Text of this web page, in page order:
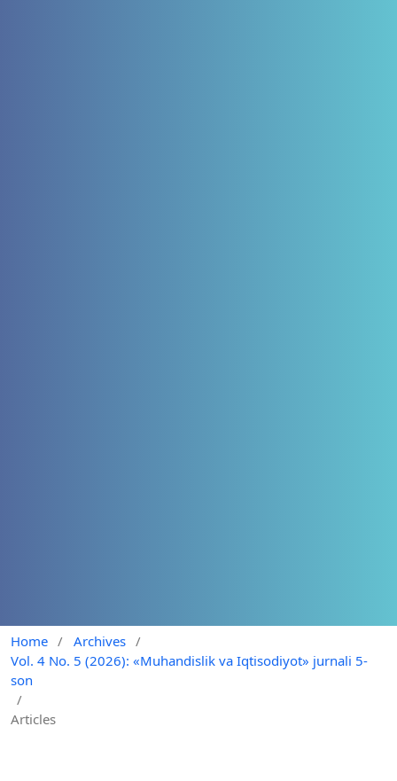
Home / Archives /
Vol. 4 No. 5 (2026): «Muhandislik va Iqtisodiyot» jurnali 5-
son
/
Articles